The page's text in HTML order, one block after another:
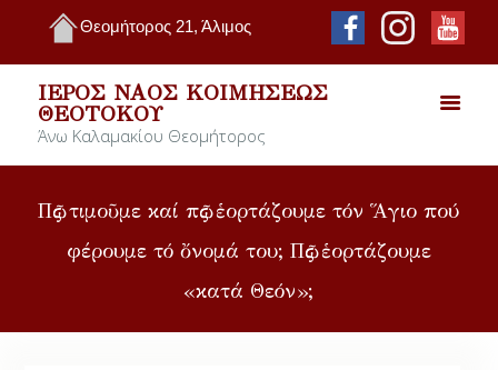
Θεομήτορος 21, Άλιμος
ΙΕΡΌΣ ΝΑΌΣ ΚΟΙΜΉΣΕΩΣ
ΘΕΟΤΌΚΟΥ
Άνω Καλαμακίου Θεομήτορος
Πῶς τιμοῦμε καί πῶς ἑορτάζουμε τόν Ἅγιο πού
φέρουμε τό ὄνομά του; Πῶς ἑορτάζουμε
«κατά Θεόν»;